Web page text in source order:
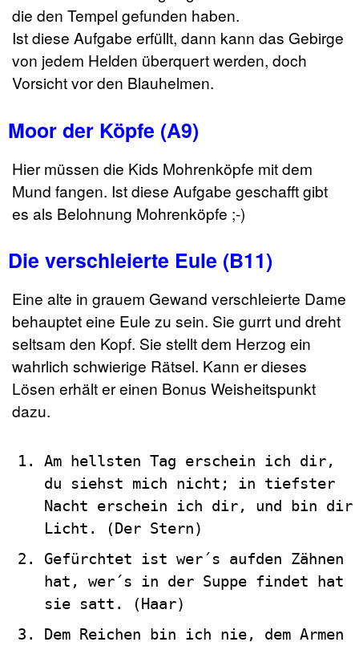
die den Tempel gefunden haben.
Ist diese Aufgabe erfüllt, dann kann das Gebirge
von jedem Helden überquert werden, doch
Vorsicht vor den Blauhelmen.
Moor der Köpfe (A9)
Hier müssen die Kids Mohrenköpfe mit dem
Mund fangen. Ist diese Aufgabe geschafft gibt
es als Belohnung Mohrenköpfe ;-)
Die verschleierte Eule (B11)
Eine alte in grauem Gewand verschleierte Dame
behauptet eine Eule zu sein. Sie gurrt und dreht
seltsam den Kopf. Sie stellt dem Herzog ein
wahrlich schwierige Rätsel. Kann er dieses
Lösen erhält er einen Bonus Weisheitspunkt
dazu.
Am hellsten Tag erschein ich dir,
du siehst mich nicht; in tiefster
Nacht erschein ich dir, und bin dir
Licht. (Der Stern)
Gefürchtet ist wer´s aufden Zähnen
hat, wer´s in der Suppe findet hat
sie satt. (Haar)
Dem Reichen bin ich nie, dem Armen